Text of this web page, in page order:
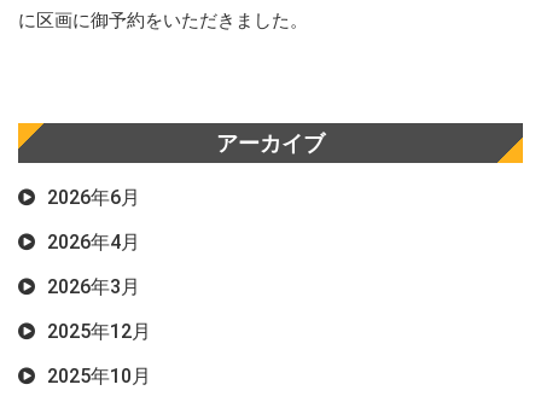
に区画に御予約をいただきました。
アーカイブ
2026年6月
2026年4月
2026年3月
2025年12月
2025年10月